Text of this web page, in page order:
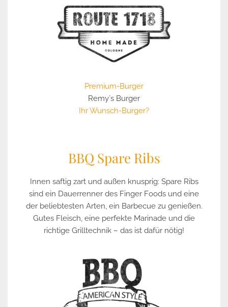
Premium-Burger
Remy´s Burger
Ihr Wunsch-Burger?
BBQ Spare Ribs
Innen saftig zart und außen knusprig: Spare Ribs
sind ein Dauerrenner des Finger Foods und eine
der beliebtesten Arten, ein Barbecue zu genießen.
Gutes Fleisch, eine perfekte Marinade und die
richtige Grilltechnik – das ist dafür nötig!